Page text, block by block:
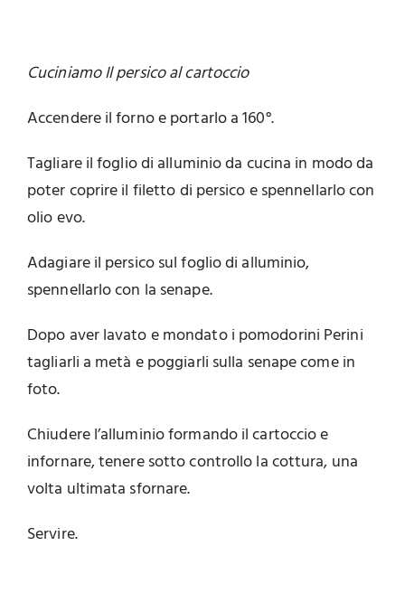
Cuciniamo Il persico al cartoccio
Accendere il forno e portarlo a 160°.
Tagliare il foglio di alluminio da cucina in modo da
poter coprire il filetto di persico e spennellarlo con
olio evo.
Adagiare il persico sul foglio di alluminio,
spennellarlo con la senape.
Dopo aver lavato e mondato i pomodorini Perini
tagliarli a metà e poggiarli sulla senape come in
foto.
Chiudere l’alluminio formando il cartoccio e
infornare, tenere sotto controllo la cottura, una
volta ultimata sfornare.
Servire.